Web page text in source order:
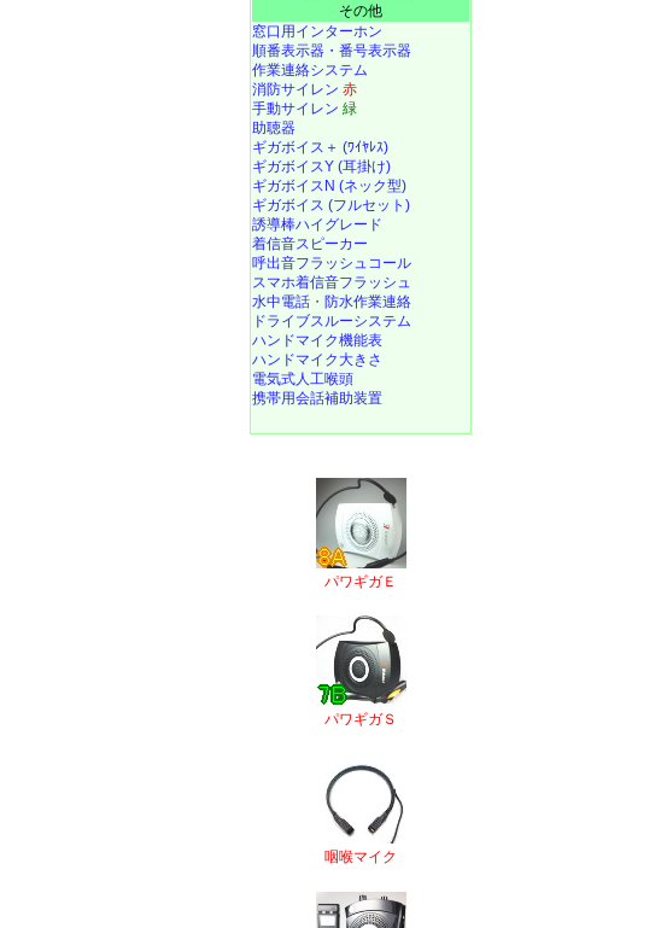
その他
窓口用インターホン
順番表示器・番号表示器
作業連絡システム
消防サイレン 赤
手動サイレン 緑
助聴器
ギガボイス＋ (ﾜｲﾔﾚｽ)
ギガボイスY (耳掛け)
ギガボイスN (ネック型)
ギガボイス (フルセット)
誘導棒ハイグレード
着信音スピーカー
呼出音フラッシュコール
スマホ着信音フラッシュ
水中電話 ・ 防水作業連絡
ドライブスルーシステム
ハンドマイク機能表
ハンドマイク大きさ
電気式人工喉頭
携帯用会話補助装置
パワギガＥ
パワギガＳ
咽喉マイク